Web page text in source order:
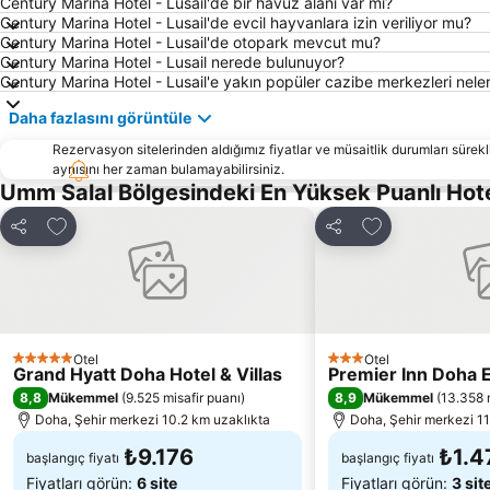
Century Marina Hotel - Lusail'de evcil hayvanlara izin veriliyor mu?
Century Marina Hotel - Lusail'de otopark mevcut mu?
Century Marina Hotel - Lusail nerede bulunuyor?
Century Marina Hotel - Lusail'e yakın popüler cazibe merkezleri
Daha fazlasını görüntüle
Rezervasyon sitelerinden aldığımız fiyatlar ve müsaitlik durumları
aynısını her zaman bulamayabilirsiniz.
Umm Salal Bölgesindeki En Yüksek Puanlı
Paylaş
Favorilerime ekle
5 Yıldız Otel
Grand Hyatt Doha Hotel & Villas
8,8 Mükemmel (9.525 misafir puanı)
Doha, Şehir merkezi 10.2 km uzaklıkta
başlangıç fiyatı ₺9.176
Fiyatları görün: 6 site
Paylaş
Favorilerime
3 Yıldız
Otel
Premier Inn Doha
8,9 Mükemmel (13.358
Doha, Şehir merkezi
başlangıç fiyatı
Fiyatları görün: 3